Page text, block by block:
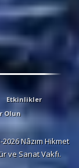
Etkinlikler
Olun
Nâzım Hikmet
ve Sanat Vakfı.